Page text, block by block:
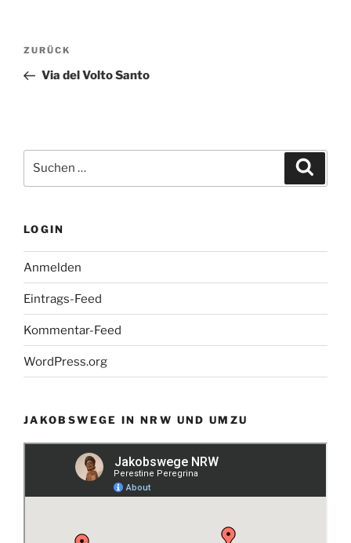
Beitragsnavigation
Vorheriger
Beitrag
ZURÜCK
Via del Volto Santo
nach:
LOGIN
Anmelden
Eintrags-Feed
Kommentar-Feed
WordPress.org
JAKOBSWEGE IN NRW UND UMZU